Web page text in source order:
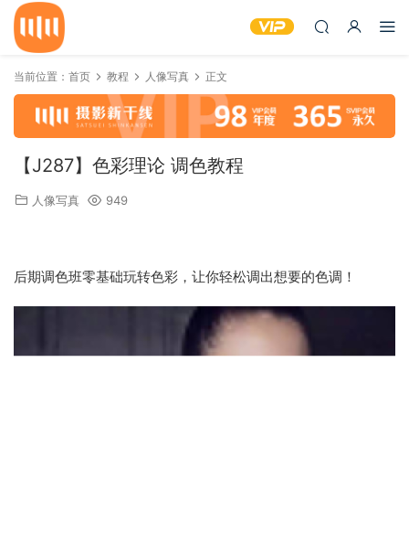
当前位置： 首页 教程 人像写真 正文
【J287】色彩理论 调色教程
人像写真 949
后期调色班零基础玩转色彩，让你轻松调出想要的色调！